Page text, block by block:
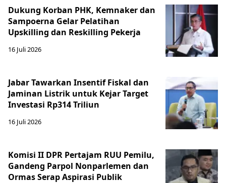
Dukung Korban PHK, Kemnaker dan
Sampoerna Gelar Pelatihan
Upskilling dan Reskilling Pekerja
16 Juli 2026
Jabar Tawarkan Insentif Fiskal dan
Jaminan Listrik untuk Kejar Target
Investasi Rp314 Triliun
16 Juli 2026
Komisi II DPR Pertajam RUU Pemilu,
Gandeng Parpol Nonparlemen dan
Ormas Serap Aspirasi Publik